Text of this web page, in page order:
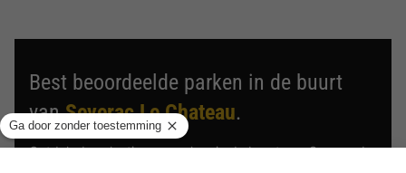
Best beoordeelde parken in de buurt
vanSeverac Le Chateau.
Ontdek de selectie van parken in de buurt van Severac Le